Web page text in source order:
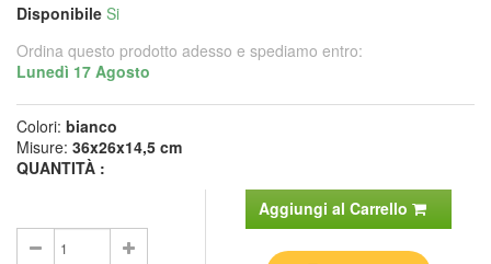
Disponibile Si
Ordina questo prodotto adesso e spediamo entro:
Lunedì 17 Agosto
Colori: bianco
Misure: 36x26x14,5 cm
QUANTITÀ :
Aggiungi al Carrello